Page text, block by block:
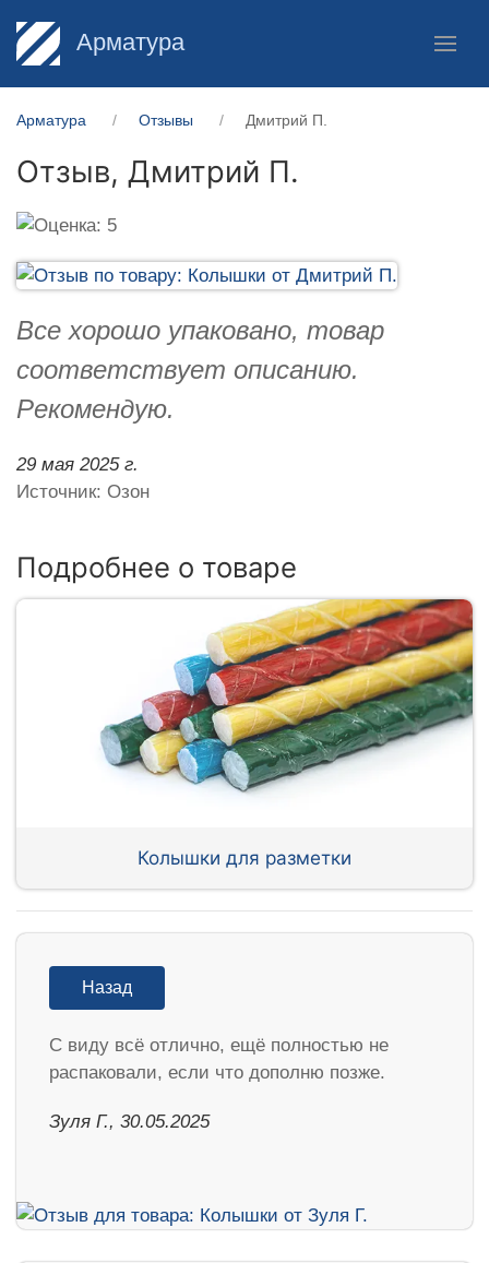
Арматура
Арматура Отзывы Дмитрий П.
Отзыв, Дмитрий П.
Все хорошо упаковано, товар
соответствует описанию.
Рекомендую.
29 мая 2025 г.
Источник: Озон
Подробнее о товаре
Колышки для разметки
Назад
С виду всё отлично, ещё полностью не
распаковали, если что дополню позже.
Зуля Г., 30.05.2025